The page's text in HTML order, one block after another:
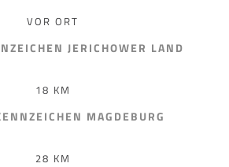
VOR ORT
JERICHOWER LAND
18 KM
MAGDEBURG
28 KM